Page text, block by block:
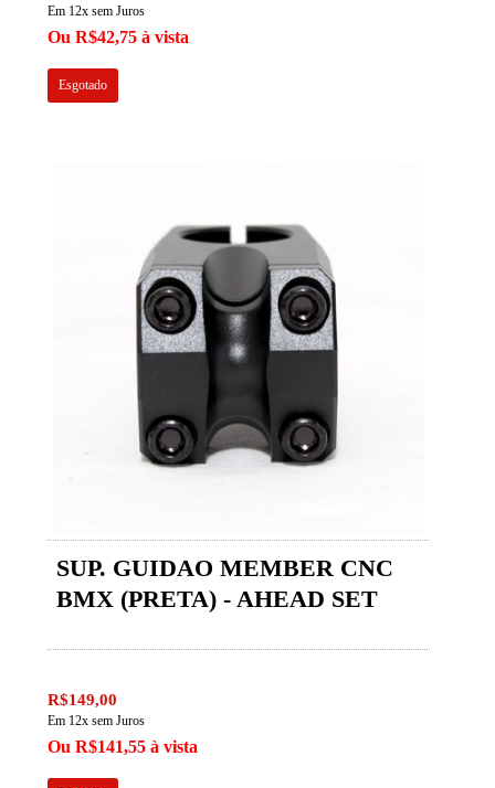
Em 12x sem Juros
Ou R$42,75 à vista
Esgotado
SUP. GUIDAO MEMBER CNC
BMX (PRETA) - AHEAD SET
R$149,00
Em 12x sem Juros
Ou R$141,55 à vista